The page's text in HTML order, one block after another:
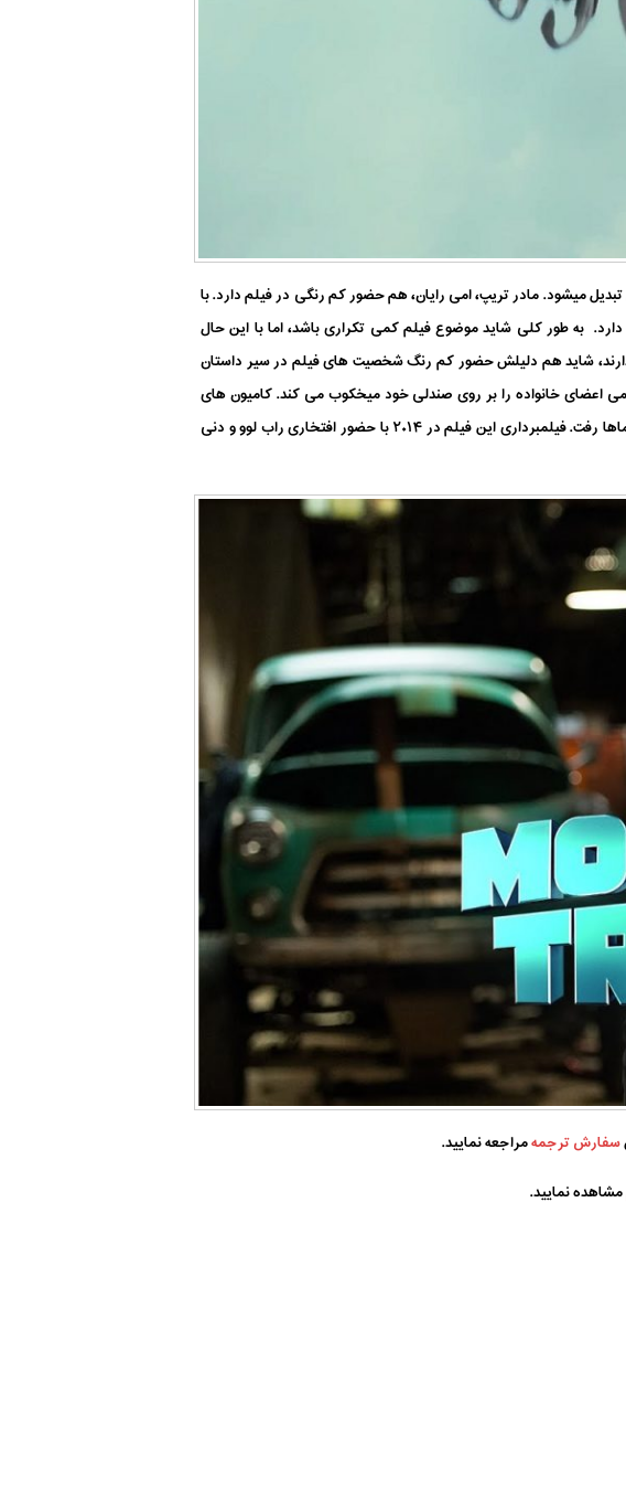
میشود. مادر تریپ، امی رایان، هم حضور کم رنگی در فیلم دارد. با
به طور کلی شاید موضوع فیلم کمی تکراری باشد، اما با این حال
شاید هم دلیلش حضور کم رنگ شخصیت های فیلم در سیر داستان
اعضای خانواده را بر روی صندلی خود میخکوب می کند.کامیون های
در ژانویه ۲۰۱۷ به صورت سه بعدی به روی پرده سینماها رفت. فیلمبرداری این فیلم در ۲۰۱۴ با حضور افتخاری راب لوو و دنی
سفارش ترجمهمراجعه نمایید.
مشاهده نمایید.